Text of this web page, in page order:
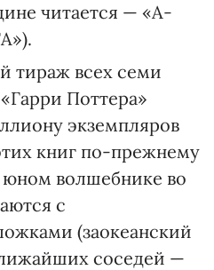
читается — «А-
тираж всех семи
Поттера»
экземпляров
книг по-прежнему
юном волшебнике во
с
(заокеанский
соседей —